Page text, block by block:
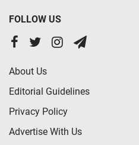
FOLLOW US
About Us
Editorial Guidelines
Privacy Policy
Advertise With Us